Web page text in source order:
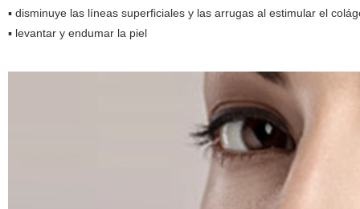
▪ disminuye las líneas superficiales y las arrugas al estimular el
▪ levantar y endumar la piel